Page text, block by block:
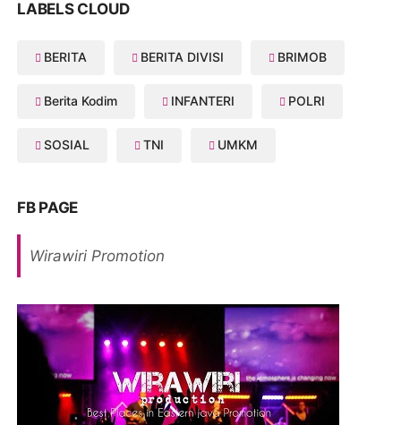
LABELS CLOUD
BERITA BERITA DIVISI BRIMOB
Berita Kodim INFANTERI POLRI
SOSIAL TNI UMKM
FB PAGE
Wirawiri Promotion